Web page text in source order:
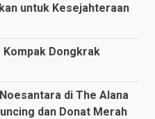
untuk Kesejahteraan
Dongkrak
di The Alana
dan Donat Merah